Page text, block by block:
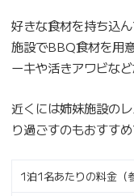
好きな食材を持ち込
施設でBBQ食材を用
ーキや活きアワビなど
近くには姉妹施設の
り過ごすのもおすすめ
1泊1名あたりの料金（